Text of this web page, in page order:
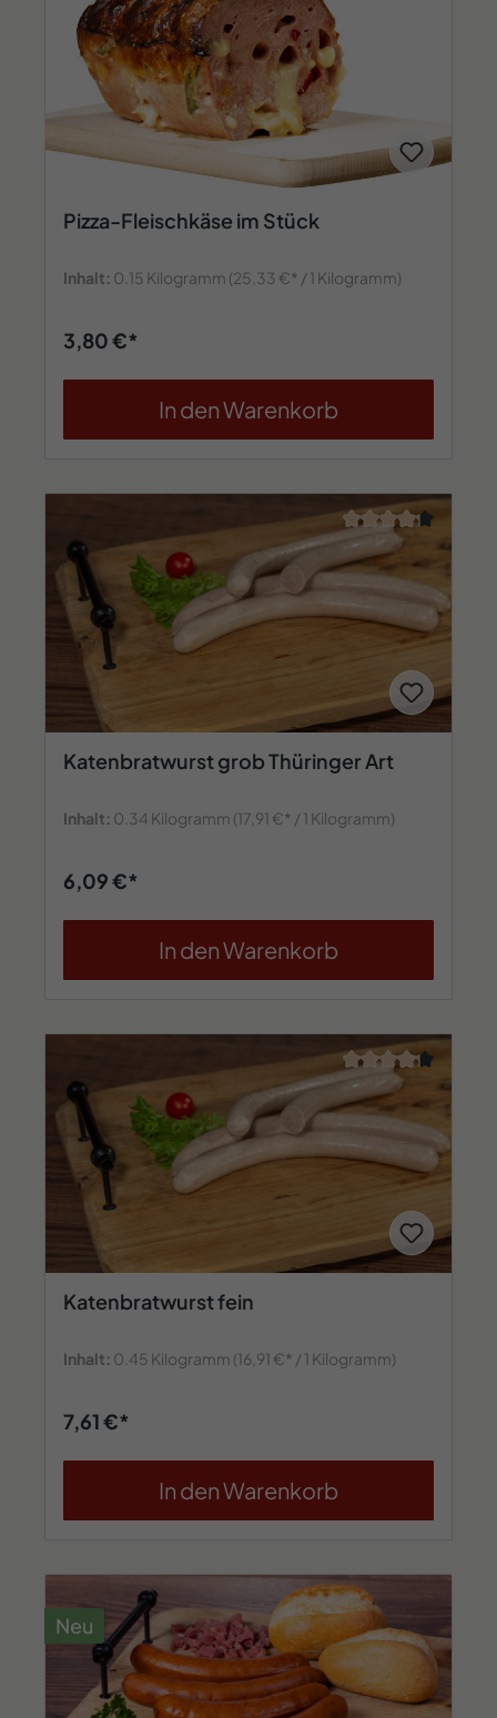
Pizza-Fleischkäse im Stück
Inhalt: 0.15 Kilogramm (25,33 €* / 1 Kilogramm)
3,80 €*
In den Warenkorb
Durchschnittliche
Katenbratwurst grob Thüringer Art
Inhalt: 0.34 Kilogramm (17,91 €* / 1 Kilogramm)
6,09 €*
In den Warenkorb
Durchschnittliche
Katenbratwurst fein
Inhalt: 0.45 Kilogramm (16,91 €* / 1 Kilogramm)
7,61 €*
In den Warenkorb
Neu